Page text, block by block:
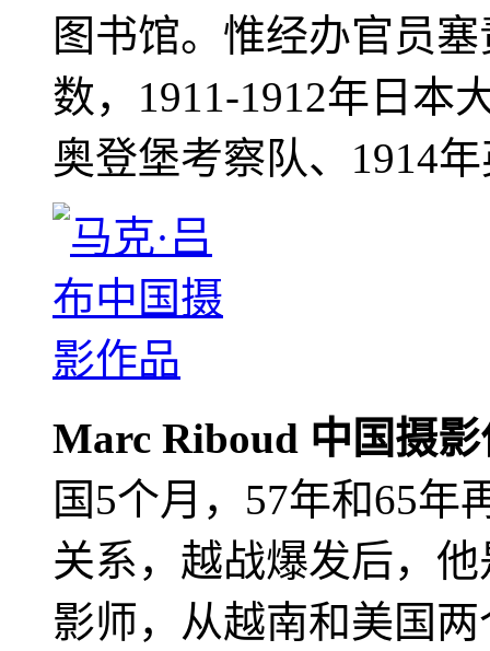
图书馆。惟经办官员
数，1911-1912年日本
奥登堡考察队、1914
Marc Riboud 中国摄
国5个月，57年和65年
关系，越战爆发后，
影师，从越南和美国